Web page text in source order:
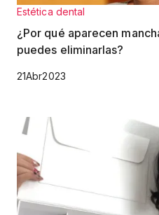
Estética dental
¿Por qué aparecen
puedes eliminarlas?
21Abr2023